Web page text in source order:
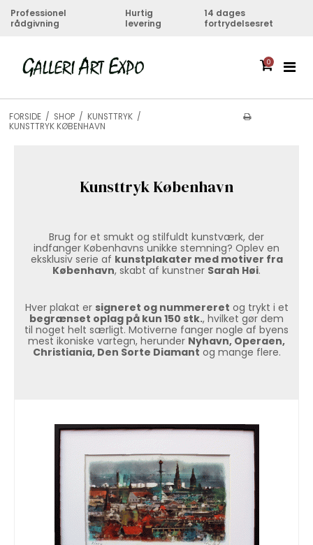
Professionel
rådgivning
Hurtig
levering
14 dages
fortrydelsesret
0
FORSIDE / SHOP / KUNSTTRYK /
KUNSTTRYK KØBENHAVN
Kunsttryk København
Brug for et smukt og stilfuldt kunstværk, der
indfanger Københavns unikke stemning? Oplev en
eksklusiv serie af kunstplakater med motiver fra
København, skabt af kunstner Sarah Høi.
Hver plakat er signeret og nummereret og trykt i et
begrænset oplag på kun 150 stk., hvilket gør dem
til noget helt særligt. Motiverne fanger nogle af byens
mest ikoniske vartegn, herunder Nyhavn, Operaen,
Christiania, Den Sorte Diamant og mange flere.